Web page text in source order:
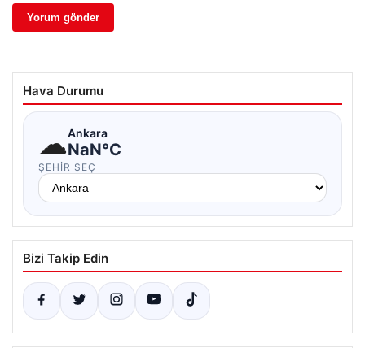
Hava Durumu
☁Ankara
NaN°C
ŞEHIR SEÇ
Bizi Takip Edin